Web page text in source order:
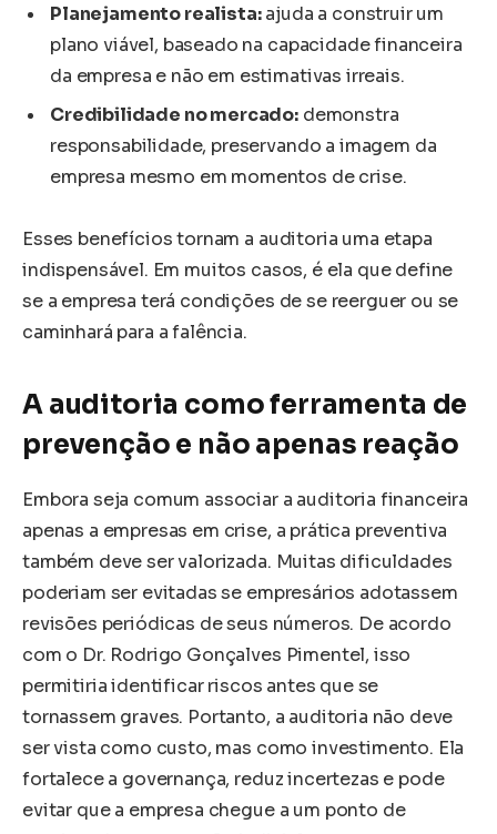
Planejamento realista:ajuda a construir um
plano viável, baseado na capacidade financeira
da empresa e não em estimativas irreais.
Credibilidade no mercado: demonstra
responsabilidade, preservando a imagem da
empresa mesmo em momentos de crise.
Esses benefícios tornam a auditoria uma etapa
indispensável. Em muitos casos, é ela que define
se a empresa terá condições de se reerguer ou se
caminhará para a falência.
A auditoria como ferramenta de
prevenção e não apenas reação
Embora seja comum associar a auditoria financeira
apenas a empresas em crise, a prática preventiva
também deve ser valorizada. Muitas dificuldades
poderiam ser evitadas se empresários adotassem
revisões periódicas de seus números. De acordo
com o Dr. Rodrigo Gonçalves Pimentel, isso
permitiria identificar riscos antes que se
tornassem graves. Portanto, a auditoria não deve
ser vista como custo, mas como investimento. Ela
fortalece a governança, reduz incertezas e pode
evitar que a empresa chegue a um ponto de